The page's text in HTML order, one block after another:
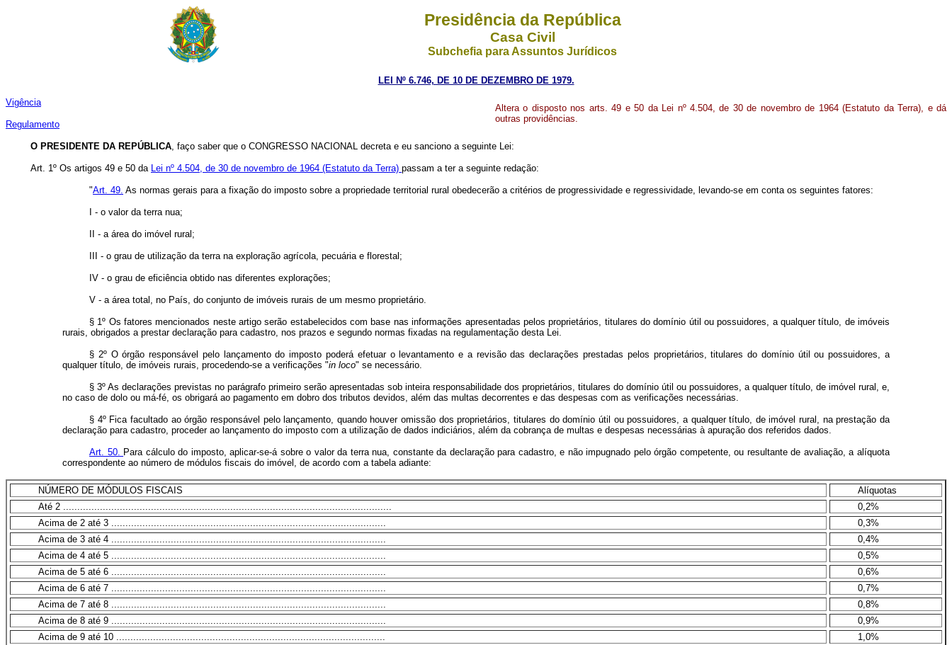
Presidência da República
Casa Civil
Subchefia para Assuntos Jurídicos
LEI Nº 6.746, DE 10 DE DEZEMBRO DE 1979.
Vigência
Regulamento
Altera o disposto nos arts. 49 e 50 da Lei nº 4.504, de 30 de novembro de 1964 (Estatuto da Terra), e dá
outras providências.
O PRESIDENTE DA REPÚBLICA, faço saber que o CONGRESSO NACIONAL decreta e eu sanciono a seguinte Lei:
Art. 1º Os artigos 49 e 50 da Lei nº 4.504, de 30 de novembro de 1964 (Estatuto da Terra) passam a ter a seguinte redação:
"Art. 49. As normas gerais para a fixação do imposto sobre a propriedade territorial rural obedecerão a critérios de progressividade e regressividade, levando-se em conta os seguintes fatores:
I - o valor da terra nua;
II - a área do imóvel rural;
III - o grau de utilização da terra na exploração agrícola, pecuária e florestal;
IV - o grau de eficiência obtido nas diferentes explorações;
V - a área total, no País, do conjunto de imóveis rurais de um mesmo proprietário.
§ 1º Os fatores mencionados neste artigo serão estabelecidos com base nas informações apresentadas pelos proprietários, titulares do domínio útil ou possuidores, a qualquer título, de imóveis
rurais, obrigados a prestar declaração para cadastro, nos prazos e segundo normas fixadas na regulamentação desta Lei.
§ 2º O órgão responsável pelo lançamento do imposto poderá efetuar o levantamento e a revisão das declarações prestadas pelos proprietários, titulares do domínio útil ou possuidores, a
qualquer título, de imóveis rurais, procedendo-se a verificações "in loco" se necessário.
§ 3º As declarações previstas no parágrafo primeiro serão apresentadas sob inteira responsabilidade dos proprietários, titulares do domínio útil ou possuidores, a qualquer título, de imóvel rural, e,
no caso de dolo ou má-fé, os obrigará ao pagamento em dobro dos tributos devidos, além das multas decorrentes e das despesas com as verificações necessárias.
§ 4º Fica facultado ao órgão responsável pelo lançamento, quando houver omissão dos proprietários, titulares do domínio útil ou possuidores, a qualquer título, de imóvel rural, na prestação da
declaração para cadastro, proceder ao lançamento do imposto com a utilização de dados indiciários, além da cobrança de multas e despesas necessárias à apuração dos referidos dados.
Art. 50. Para cálculo do imposto, aplicar-se-á sobre o valor da terra nua, constante da declaração para cadastro, e não impugnado pelo órgão competente, ou resultante de avaliação, a alíquota
correspondente ao número de módulos fiscais do imóvel, de acordo com a tabela adiante:
NÚMERO DE MÓDULOS FISCAIS
Alíquotas
Até 2 ....................................................................................................................
0,2%
Acima de 2 até 3 .................................................................................................
0,3%
Acima de 3 até 4 .................................................................................................
0,4%
Acima de 4 até 5 .................................................................................................
0,5%
Acima de 5 até 6 .................................................................................................
0,6%
Acima de 6 até 7 .................................................................................................
0,7%
Acima de 7 até 8 .................................................................................................
0,8%
Acima de 8 até 9 .................................................................................................
0,9%
Acima de 9 até 10 ...............................................................................................
1,0%